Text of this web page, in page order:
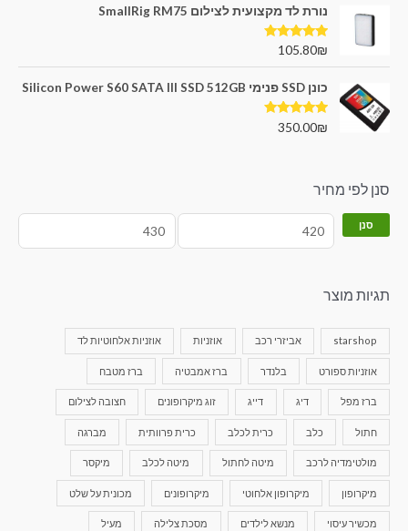
נורת לד מקצועית לצילום SmallRig RM75
דורג5.00
105.80₪
כונן SSD פנימי Silicon Power S60 SATA III SSD 512GB
דורג5.00
350.00₪
סנן לפי מחיר
סנן
תגיות מוצר
starshop אביזרי רכב אוזניות אוזניות אלחוטיות לד
אוזניות ספורט בלנדר ברז אמבטיה ברז מטבח
ברז מפל דיג דייג זוג מיקרופונים חצובה לצילום
חתול כלב כרית לכלב כרית פרוותית מברגה
מולטימדיה לרכב מיטה לחתול מיטה לכלב מיקסר
מיקרופון מיקרופון אלחוטי מיקרופונים מכונית על שלט
מכשיר עיסוי מנשא לילדים מסכת צלילה מעיל